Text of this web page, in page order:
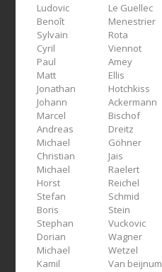
Ludovic
Le Guellec
Benoît
Menestrier
Sylvain
Rota
Cyril
Viennot
Paul
Amey
Matt
Ellis
Jonathan
Hotchkiss
Johann
Ackermann
Marcel
Bischof
Andreas
Dreitz
Michael
Göhner
Christian
Jais
Michael
Raelert
Horst
Reichel
Stefan
Schmid
Boris
Stein
Stephan
Vuckovic
Dorian
Wagner
Michael
Wetzel
Kamil
Van beijnum